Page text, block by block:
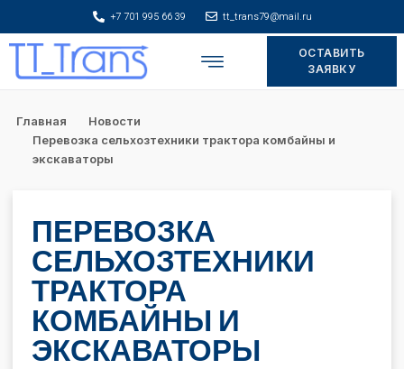
+7 701 995 66 39 tt_trans79@mail.ru
ОСТАВИТЬ
ЗАЯВКУ
Главная
Новости
Перевозка сельхозтехники трактора комбайны и
экскаваторы
ПЕРЕВОЗКА
СЕЛЬХОЗТЕХНИКИ
ТРАКТОРА
КОМБАЙНЫ И
ЭКСКАВАТОРЫ